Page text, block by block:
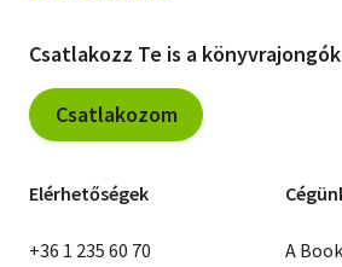
Csatlakozz Te is a
Csatlakozom
Elérhetőségek
+36 1 235 60 70
A